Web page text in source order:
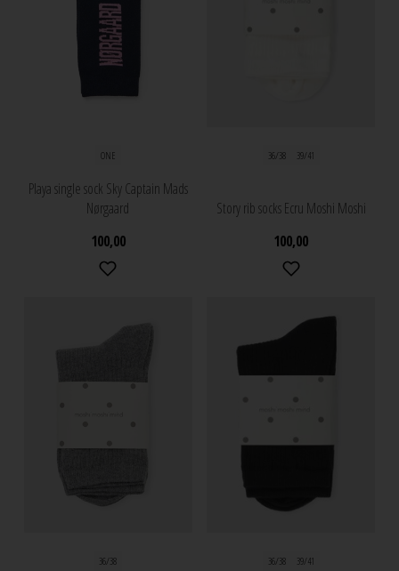
ONE
Playa single sock Sky Captain Mads
Nørgaard
100,00
36/38 39/41
Story rib socks Ecru Moshi Moshi
100,00
36/38 36/38 39/41